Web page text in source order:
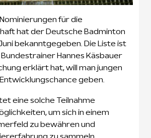
für die
hat der Deutsche Badminton
bekanntgegeben. Die Liste ist
Hannes Käsbauer
erklärt hat, will man jungen
geben.
eine solche Teilnahme
um sich in einem
zu bewähren und